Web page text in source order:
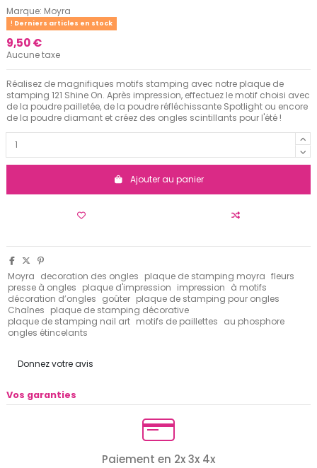
Marque: Moyra
Derniers articles en stock
9,50 €
Aucune taxe
Réalisez de magnifiques motifs stamping avec notre plaque de
stamping 121 Shine On. Après impression, effectuez le motif choisi avec
de la poudre pailletée, de la poudre réfléchissante Spotlight ou encore
de la poudre diamant et créez des ongles scintillants pour l'été !
Ajouter au panier
Moyra decoration des ongles plaque de stamping moyra fleurs
presse à ongles plaque d'impression impression à motifs
décoration d’ongles goûter plaque de stamping pour ongles
Chaînes plaque de stamping décorative
plaque de stamping nail art motifs de paillettes au phosphore
ongles étincelants
Donnez votre avis
Vos garanties
Paiement en 2x 3x 4x